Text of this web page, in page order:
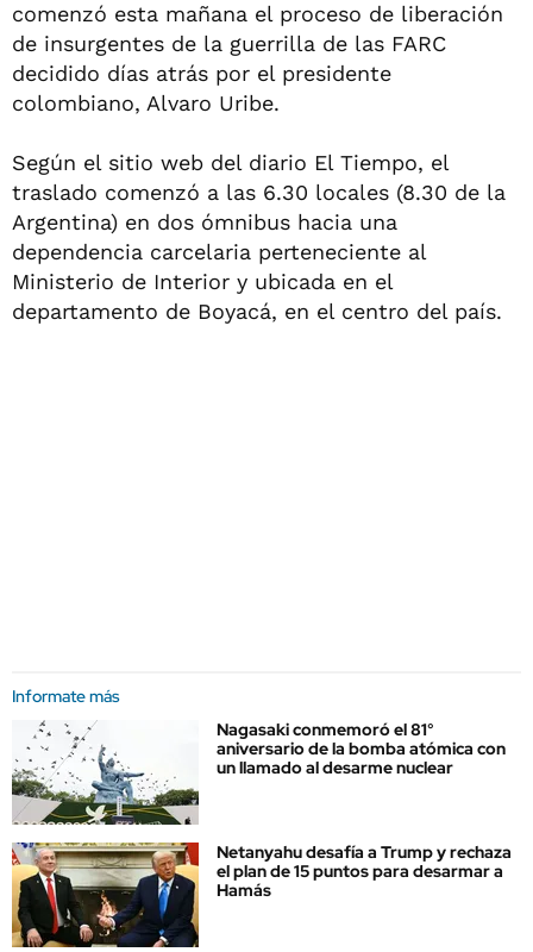
comenzó esta mañana el proceso de liberación
de insurgentes de la guerrilla de las FARC
decidido días atrás por el presidente
colombiano, Alvaro Uribe.
Según el sitio web del diario El Tiempo, el
traslado comenzó a las 6.30 locales (8.30 de la
Argentina) en dos ómnibus hacia una
dependencia carcelaria perteneciente al
Ministerio de Interior y ubicada en el
departamento de Boyacá, en el centro del país.
Informate más
Nagasaki conmemoró el 81°
aniversario de la bomba atómica con
un llamado al desarme nuclear
Netanyahu desafía a Trump y rechaza
el plan de 15 puntos para desarmar a
Hamás